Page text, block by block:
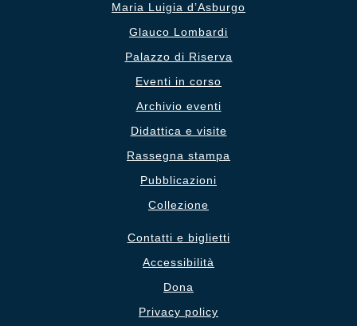
Maria Luigia d’Asburgo
Glauco Lombardi
Palazzo di Riserva
Eventi in corso
Archivio eventi
Didattica e visite
Rassegna stampa
Pubblicazioni
Collezione
Contatti e biglietti
Accessibilità
Dona
Privacy policy